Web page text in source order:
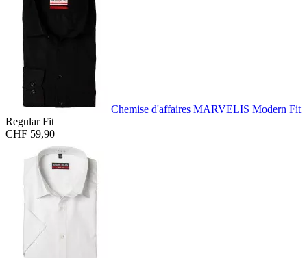
Chemise d'affaires MARVELIS Modern Fit
Regular Fit
CHF 59,90